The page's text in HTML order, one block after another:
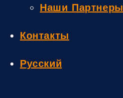
Наши Партнеры
Контакты
Русский